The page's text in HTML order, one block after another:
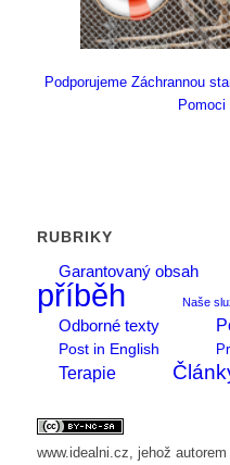
Podporujeme Záchrannou
RUBRIKY
Garantovaný obsah
příběh
Naše
Odborné texty
Post in English
Terapie
www.idealni.cz , jehož